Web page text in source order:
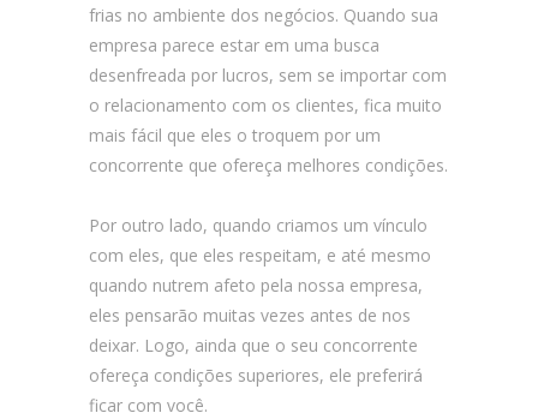
frias no ambiente dos negócios. Quando sua
empresa parece estar em uma busca
desenfreada por lucros, sem se importar com
o relacionamento com os clientes, fica muito
mais fácil que eles o troquem por um
concorrente que ofereça melhores condições.
Por outro lado, quando criamos um vínculo
com eles, que eles respeitam, e até mesmo
quando nutrem afeto pela nossa empresa,
eles pensarão muitas vezes antes de nos
deixar. Logo, ainda que o seu concorrente
ofereça condições superiores, ele preferirá
ficar com você.